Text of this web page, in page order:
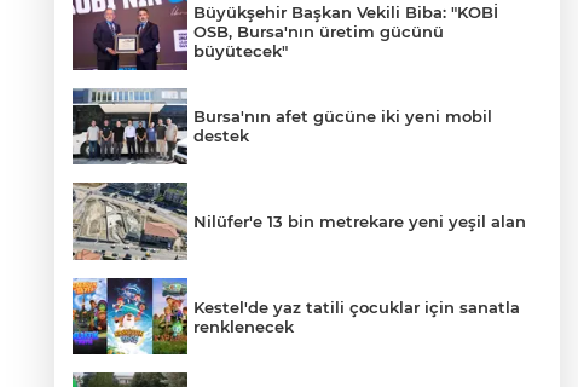
Büyükşehir Başkan Vekili Biba: "KOBİ
OSB, Bursa'nın üretim gücünü
büyütecek"
Bursa'nın afet gücüne iki yeni mobil
destek
Nilüfer'e 13 bin metrekare yeni yeşil alan
Kestel'de yaz tatili çocuklar için sanatla
renklenecek